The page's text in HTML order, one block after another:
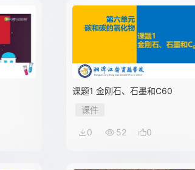
课题1 金刚石、石墨和C60
课件
0 52 0